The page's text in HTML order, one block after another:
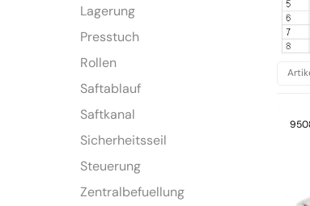
Lagerung
Presstuch
Rollen
Saftablauf
Saftkanal
Sicherheitsseil
Steuerung
Zentralbefuellung